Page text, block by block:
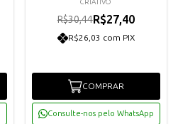
CRIATIVO
R$30,44R$27,40
R$26,03 com PIX
COMPRAR
Consulte-nos pelo WhatsApp